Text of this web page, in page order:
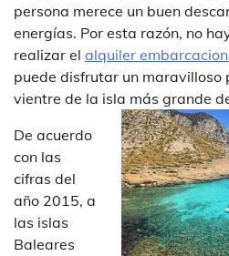
persona merece un buen
energías. Por esta razón, no
realizar el alquiler
puede disfrutar un maravilloso
vientre de la isla más grande
De acuerdo
con las
cifras del
año 2015, a
las islas
Baleares